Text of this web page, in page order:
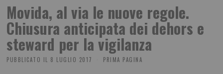
Movida, al via le nuove regole.
Chiusura anticipata dei dehors e
steward per la vigilanza
PUBBLICATO IL 8 LUGLIO 2017 PRIMA PAGINA